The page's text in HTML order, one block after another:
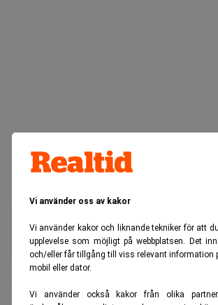
Vi använder oss av kakor
Vi använder kakor och liknande tekniker för att
upplevelse som möjligt på webbplatsen. Det
och/eller får tillgång till viss relevant information
mobil eller dator.
Vi använder också kakor från olika
”Minsta lilla hallucination leder till